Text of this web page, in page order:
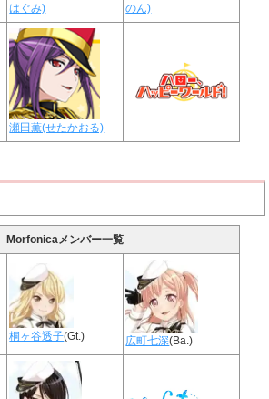
はぐみ)
のん)
瀬田薫(せたかおる)
Morfonicaメンバー一覧
桐ヶ谷透子(Gt.) 広町七深(Ba.)